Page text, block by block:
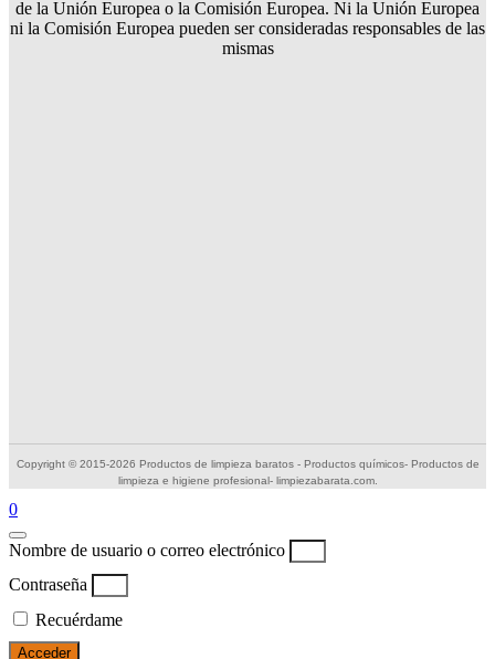
de la Unión Europea o la Comisión Europea. Ni la Unión Europea
ni la Comisión Europea pueden ser consideradas responsables de las
mismas
Copyright © 2015-2026 Productos de limpieza baratos - Productos químicos- Productos de
limpieza e higiene profesional- limpiezabarata.com.
0
Nombre de usuario o correo electrónico
Contraseña
Recuérdame
Acceder